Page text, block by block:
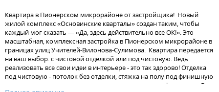
Квартира в Пионерском микрорайоне от застройщика! Новый
жилой комплекс «Основинские кварталы» создан таким, чтобы
каждый мог сказать — «Да, здесь действительно все ОК!». Это
масштабная, комплексная застройка в Пионерском микрорайоне в
границах улиц Учителей-Вилонова-Сулимова. Квартира передается
на ваш выбор: с чистовой отделкой или под чистовую. Ведь
реализовать все свои идеи в интерьере - это так здорово! Отделка
под чистовую - потолок без отделки, стяжка на полу под финишную
отделку, штукатурка на стенах, установлена электрофурнитура. В